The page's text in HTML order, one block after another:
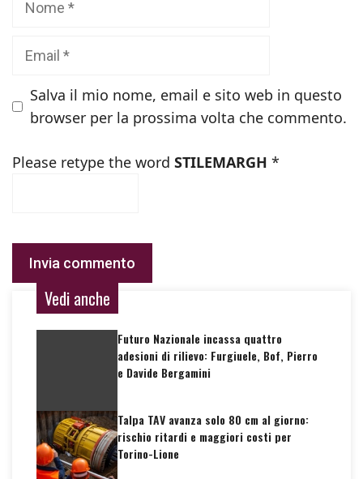
Salva il mio nome, email e sito web in questo
browser per la prossima volta che commento.
Please retype the word STILEMARGH *
Vedi anche
Futuro Nazionale incassa quattro
adesioni di rilievo: Furgiuele, Bof, Pierro
e Davide Bergamini
Talpa TAV avanza solo 80 cm al giorno:
rischio ritardi e maggiori costi per
Torino-Lione